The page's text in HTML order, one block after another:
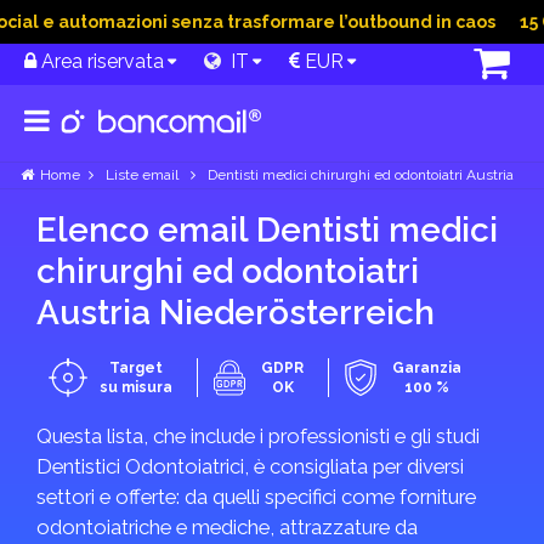
e automazioni senza trasformare l’outbound in caos 15
Area riservata IT EUR
Home Liste email Dentisti medici chirurghi ed odontoiatri Austria
Elenco email Dentisti medici
chirurghi ed odontoiatri
Austria Nieder­österreich
Target
su misura
GDPR
OK
Garanzia
100 %
Questa lista, che include i professionisti e gli studi
Dentistici Odontoiatrici, è consigliata per diversi
settori e offerte: da quelli specifici come forniture
odontoiatriche e mediche, attrazzature da